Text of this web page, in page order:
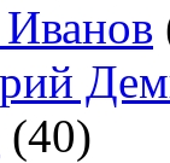
(40)